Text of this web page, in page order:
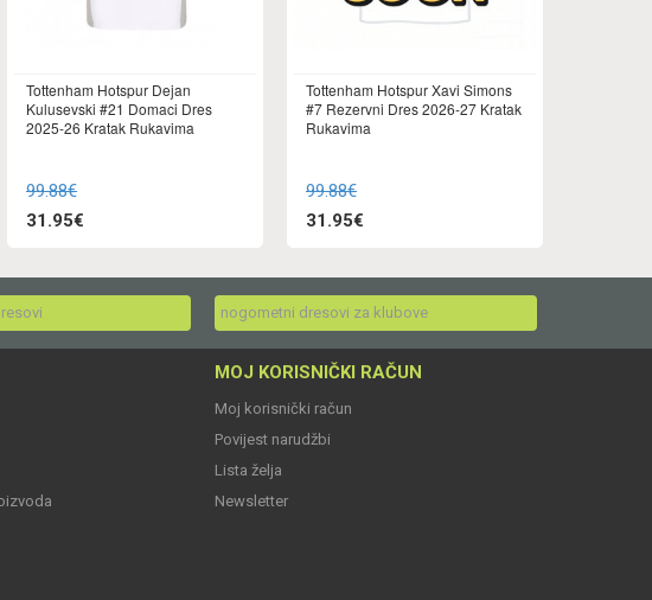
Tottenham Hotspur Dejan
Kulusevski #21 Domaci Dres
2025-26 Kratak Rukavima
99.88€
31.95€
Tottenham Hotspur Xavi Simons
#7 Rezervni Dres 2026-27 Kratak
Rukavima
99.88€
31.95€
nogometni dresovi za klubove
MOJ KORISNIČKI RAČUN
Moj korisnički račun
Povijest narudžbi
Lista želja
Newsletter